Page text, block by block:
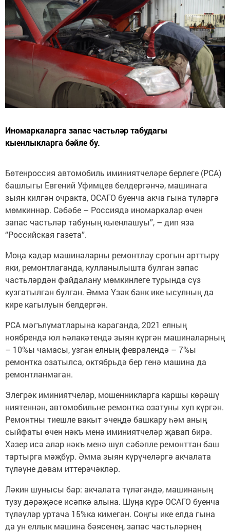
Иномаркаларга запас частьләр табудагы
кыенлыкларга бәйле бу.
Бөтенроссия автомобиль иминиятчеләре берлеге (РСА)
башлыгы Евгений Уфимцев белдергәнчә, машинага
зыян килгән очракта, ОСАГО буенча акча гына түләргә
мөмкиннәр. Сәбәбе – Россиядә иномаркалар өчен
запас частьләр табуның кыенлашуы”, – дип яза
“Российская газета”.
Моңа кадәр машиналарны ремонтлау срогын арттыру
яки, ремонтлаганда, кулланылышта булган запас
частьләрдән файдалану мөмкинлеге турында сүз
кузгатылган булган. Әмма Үзәк банк ике ысулның да
кире кагылуын белдергән.
РСА мәгълүматларына караганда, 2021 елның
ноябрендә юл һәлакәтендә зыян күргән машиналарның
– 10%ы чамасы, узган елның февралендә – 7%ы
ремонтка озатылса, октябрьдә бер генә машина да
ремонтланмаган.
Элегрәк иминиятчеләр, мошенникларга каршы көрәшү
ниятеннән, автомобильне ремонтка озатуны хуп күргән.
Ремонтны тиешле вакыт эчеңдә башкару һәм аның
сыйфаты өчен нәкъ менә иминиятчеләр җавап бирә.
Хәзер исә алар нәкъ менә шул сәбәпле ремонттан баш
тартырга мәҗбүр. Әмма зыян күрүчеләргә акчалата
түләүне дәвам иттерәчәкләр.
Ләкин шунысы бар: акчалата түләгәндә, машинаның
тузу дәрәҗәсе исәпкә алына. Шуңа күрә ОСАГО буенча
түләүләр уртача 15%ка кимегән. Соңгы ике елда гына
да ун еллык машина бәясенең, запас частьләрнең